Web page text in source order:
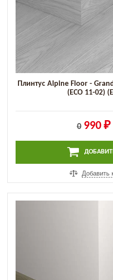
Плинтус Alpine Floor -
(ECO 11-02)
0 990 ₽
Добавить